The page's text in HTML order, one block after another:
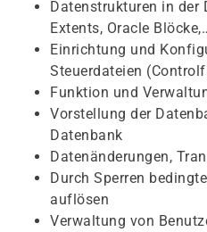
Datenstrukturen in der
Extents, Oracle
Einrichtung und
Steuerdateien
Funktion und
Vorstellung der
Datenbank
Datenänderungen,
Durch Sperren
auflösen
Verwaltung von